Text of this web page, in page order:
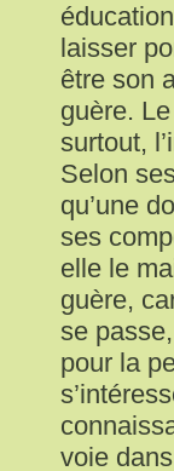
laisser
être son
guère.
surtout,
Selon
qu’une
ses
elle le
guère,
se
pour la
voie